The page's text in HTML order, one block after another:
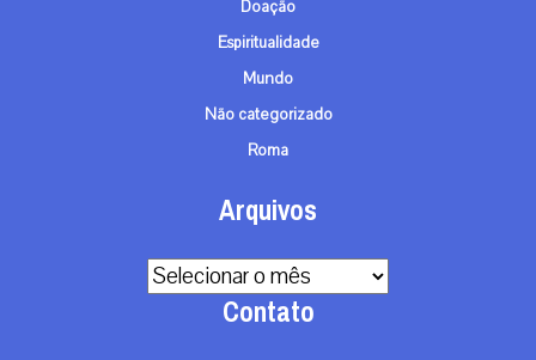
Doação
Espiritualidade
Mundo
Não categorizado
Roma
Arquivos
Arquivos
Contato